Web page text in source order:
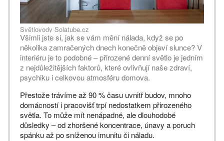
Světlovody Solatube.cz
Všimli jste si, jak se vám mění nálada, když se po
několika zamračených dnech konečně objeví slunce? V
interiéru je to podobné – přirozené denní světlo je jedním
z nejdůležitějších faktorů, které ovlivňují naše zdraví,
psychiku i celkovou atmosféru domova.
Přestože trávíme až 90 % času uvnitř budov, mnoho
domácností i pracovišť trpí nedostatkem přirozeného
světla. To může mít nenápadné, ale dlouhodobé
důsledky – od zhoršené koncentrace, únavy a poruch
spánku až po sníženou imunitu či náladu.